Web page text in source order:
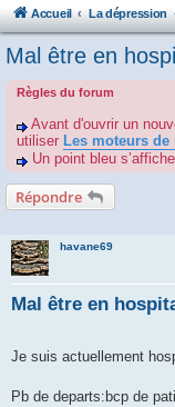
Accueil La dépression
Mal être en
Règles du forum
Avant d'ouvrir un
utiliser Les moteurs
Un point bleu
Répondre
havane69
Mal être en
Je suis actuellement
Pb de departs:bcp de